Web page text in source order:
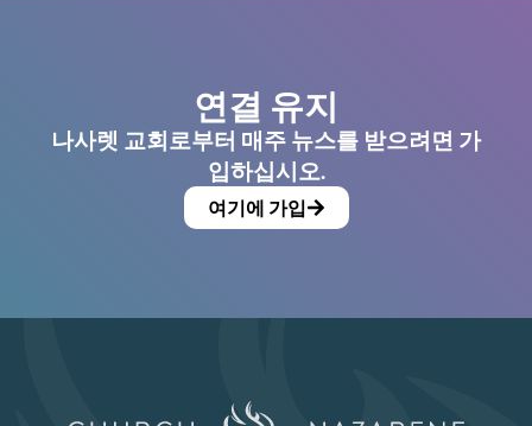
연결 유지
나사렛 교회로부터 매주 뉴스를 받으려면 가
입하십시오.
여기에 가입